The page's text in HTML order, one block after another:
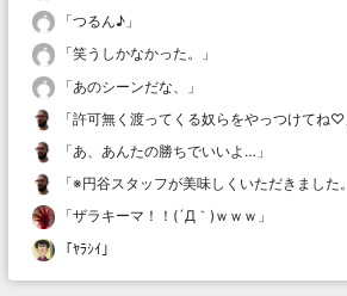
「つるん♪ 」
「笑うしかなかった。
」
「あのシーンだな、
」
「許可無く渡ってくる奴らをやっつけてね♡
「あ、あんたの勝ちでいいよ… 」
「※円谷スタッフが美味しくいただきました。
「ザラキーマ！！(´Д｀)ｗｗｗ 」
「ﾔﾗｼｲ 」